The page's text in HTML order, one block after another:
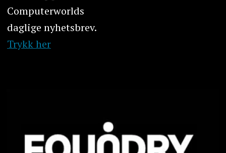
Computerworlds
daglige nyhetsbrev.
Trykk her